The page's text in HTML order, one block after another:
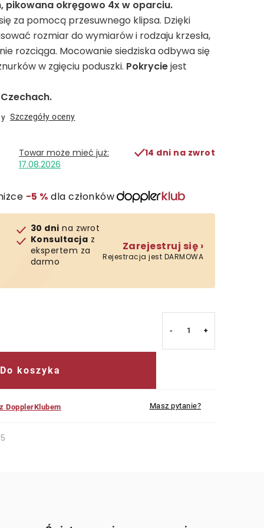
pikowana okręgowo 4x w oparciu.
za pomocą przesuwnego klipsa. Dzięki
rozmiar do wymiarów i rodzaju krzesła,
rozciąga. Mocowanie siedziska odbywa się
w zgięciu poduszki. Pokryciejest
Szczegóły oceny
17.08.2026
14 dni na zwrot
−5 % dla członków
30 dni na zwrot
Konsultacja z
ekspertem za
darmo
Zarejestruj się ›
Rejestracja jest DARMOWA
Do koszyka
DopplerKlubem Masz pytanie?